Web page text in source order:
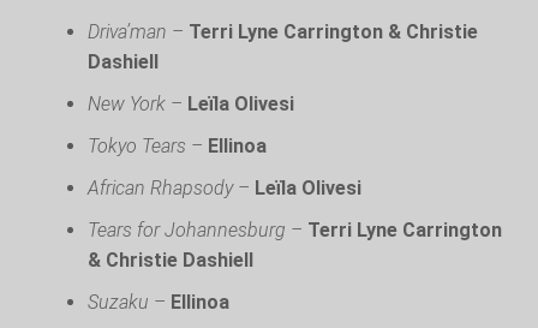
Driva’man – Terri Lyne Carrington & Christie
Dashiell
New York – Leïla Olivesi
Tokyo Tears – Ellinoa
African Rhapsody – Leïla Olivesi
Tears for Johannesburg – Terri Lyne Carrington
& Christie Dashiell
Suzaku – Ellinoa